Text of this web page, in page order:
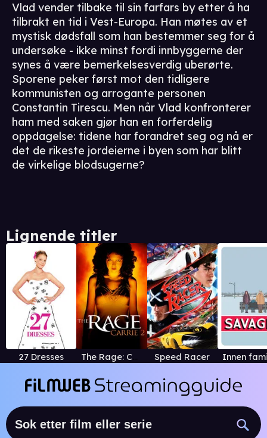
Vlad vender tilbake til sin farfars by etter å ha
tilbrakt en tid i Vest-Europa. Han møtes av et
mystisk dødsfall som han bestemmer seg for å
undersøke - ikke minst fordi innbyggerne der
synes å være bemerkelsesverdig uberørte.
Sporene peker først mot den tidligere
kommunisten og arrogante personen
Constantin Tirescu. Men når Vlad konfronterer
ham med saken gjør han en forferdelig
oppdagelse: tidene har forandret seg og nå er
det de rikeste jordeierne i byen som har blitt
de virkelige blodsugerne?
Lignende titler
27 Dresses The Rage: Carrie 2 Speed Racer Innen